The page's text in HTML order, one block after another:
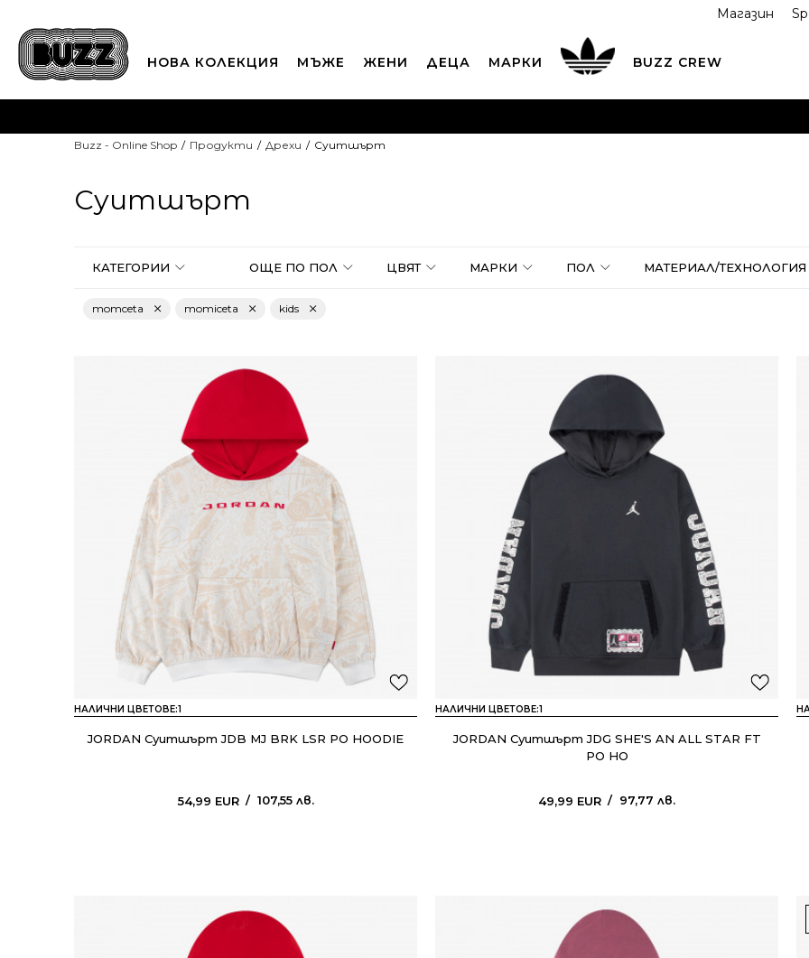
Магазин
НОВА КОЛЕКЦИЯ МЪЖЕ ЖЕНИ ДЕЦА МАРКИ BUZZ CREW
CLICK AND COLLECT
Buzz - Online Shop Продукти Дрехи Суитшърт
Суитшърт
КАТЕГОРИИ OЩЕ ПО ПОЛ ЦВЯТ МАРКИ ПОЛ МАТЕРИАЛ/ТЕХНОЛОГИЯ
momceta momiceta kids
НАЛИЧНИ ЦВЕТОВЕ:1
JORDAN Суитшърт JDB MJ BRK LSR PO HOODIE
54,99 EUR 107,55 лв.
НАЛИЧНИ ЦВЕТОВЕ:1
JORDAN Суитшърт JDG SHE'S AN ALL STAR FT
PO HO
49,99 EUR 97,77 лв.